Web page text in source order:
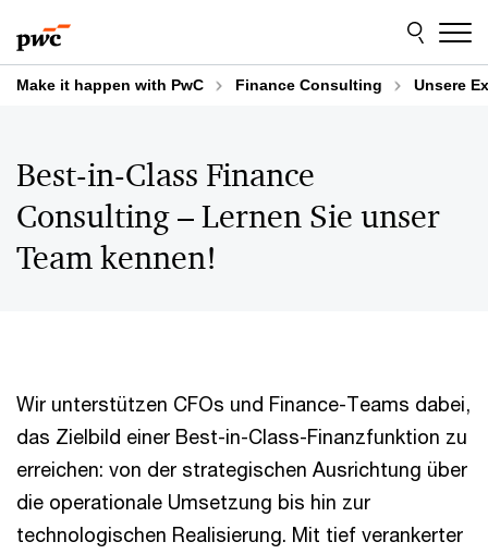
to
content
to
footer
Make it happen with PwC Finance Consulting Unsere
Best-in-Class Finance
Consulting – Lernen Sie unser
Team kennen!
Wir unterstützen CFOs und Finance-Teams dabei,
das Zielbild einer Best-in-Class-Finanzfunktion zu
erreichen: von der strategischen Ausrichtung über
die operationale Umsetzung bis hin zur
technologischen Realisierung. Mit tief verankerter